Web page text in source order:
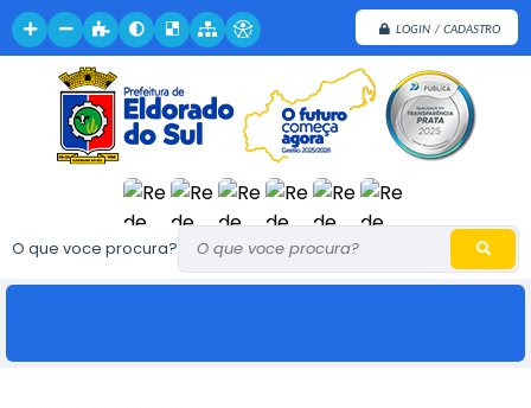
LOGIN / CADASTRO
O que voce procura?